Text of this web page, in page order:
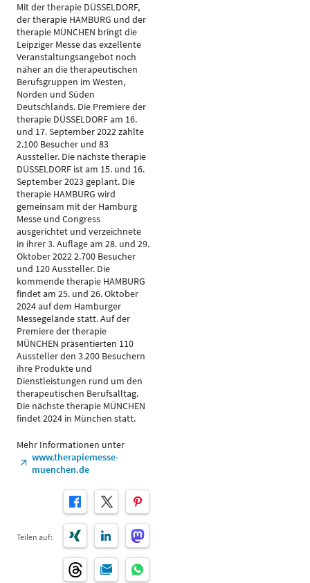
Mit der therapie DÜSSELDORF,
der therapie HAMBURG und der
therapie MÜNCHEN bringt die
Leipziger Messe das exzellente
Veranstaltungsangebot noch
näher an die therapeutischen
Berufsgruppen im Westen,
Norden und Süden
Deutschlands. Die Premiere der
therapie DÜSSELDORF am 16.
und 17. September 2022 zählte
2.100 Besucher und 83
Aussteller. Die nächste therapie
DÜSSELDORF ist am 15. und 16.
September 2023 geplant. Die
therapie HAMBURG wird
gemeinsam mit der Hamburg
Messe und Congress
ausgerichtet und verzeichnete
in ihrer 3. Auflage am 28. und 29.
Oktober 2022 2.700 Besucher
und 120 Aussteller. Die
kommende therapie HAMBURG
findet am 25. und 26. Oktober
2024 auf dem Hamburger
Messegelände statt. Auf der
Premiere der therapie
MÜNCHEN präsentierten 110
Aussteller den 3.200 Besuchern
ihre Produkte und
Dienstleistungen rund um den
therapeutischen Berufsalltag.
Die nächste therapie MÜNCHEN
findet 2024 in München statt.
Mehr Informationen unter
www.therapiemesse-
muenchen.de
Teilen auf: